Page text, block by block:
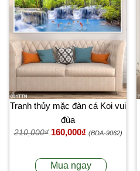
Tranh thủy mặc đàn cá Koi vui
đùa
210,000₫ 160,000₫ (BDA-9062)
Mua ngay